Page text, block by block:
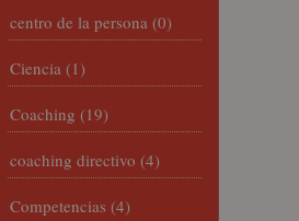
centro de la persona (0)
Ciencia (1)
Coaching (19)
coaching directivo (4)
Competencias (4)